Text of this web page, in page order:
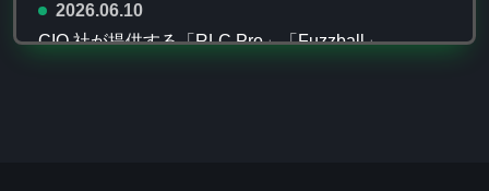
2026.06.10
CIQ 社が提供する「RLC Pro」「Fuzzball」